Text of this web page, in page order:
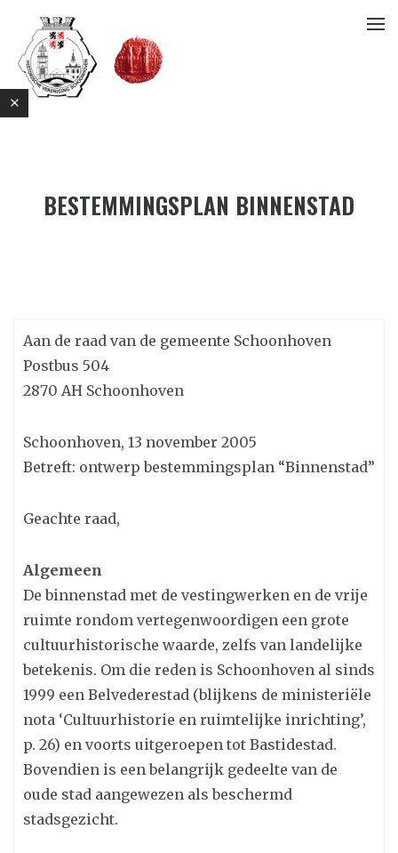
BESTEMMINGSPLAN BINNENSTAD
Aan de raad van de gemeente Schoonhoven
Postbus 504
2870 AH Schoonhoven
Schoonhoven, 13 november 2005
Betreft: ontwerp bestemmingsplan “Binnenstad”
Geachte raad,
Algemeen
De binnenstad met de vestingwerken en de vrije
ruimte rondom vertegenwoordigen een grote
cultuurhistorische waarde, zelfs van landelijke
betekenis. Om die reden is Schoonhoven al sinds
1999 een Belvederestad (blijkens de ministeriële
nota ‘Cultuurhistorie en ruimtelijke inrichting’,
p. 26) en voorts uitgeroepen tot Bastidestad.
Bovendien is een belangrijk gedeelte van de
oude stad aangewezen als beschermd
stadsgezicht.